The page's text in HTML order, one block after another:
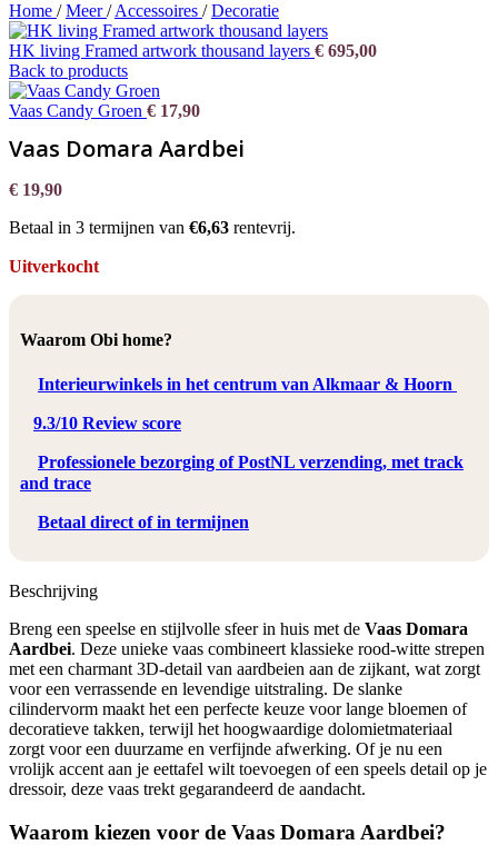
Home / Meer/ Accessoires / Decoratie
HK living Framed artwork thousand layers € 695,00
Back to products
Vaas Candy Groen € 17,90
Vaas Domara Aardbei
€ 19,90
Betaal in 3 termijnen van €6,63 rentevrij.
Uitverkocht
Waarom Obi home?
Interieurwinkels in het centrum van Alkmaar & Hoorn
9.3/10 Review score
Professionele bezorging of PostNL verzending, met track
and trace
Betaal direct of in termijnen
Beschrijving
Breng een speelse en stijlvolle sfeer in huis met de Vaas Domara
Aardbei. Deze unieke vaas combineert klassieke rood-witte strepen
met een charmant 3D-detail van aardbeien aan de zijkant, wat zorgt
voor een verrassende en levendige uitstraling. De slanke
cilindervorm maakt het een perfecte keuze voor lange bloemen of
decoratieve takken, terwijl het hoogwaardige dolomietmateriaal
zorgt voor een duurzame en verfijnde afwerking. Of je nu een
vrolijk accent aan je eettafel wilt toevoegen of een speels detail op je
dressoir, deze vaas trekt gegarandeerd de aandacht.
Waarom kiezen voor de Vaas Domara Aardbei?